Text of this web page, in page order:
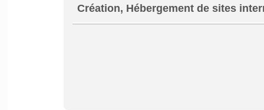
Création, Hébergement de sites